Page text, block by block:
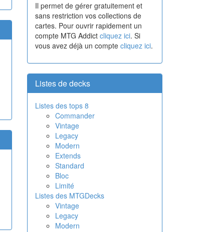
Il permet de gérer gratuitement et
sans restriction vos collections de
cartes. Pour ouvrir rapidement un
compte MTG Addict cliquez ici. Si
vous avez déjà un compte cliquez ici.
Listes de decks
Listes des tops 8
Commander
Vintage
Legacy
Modern
Extends
Standard
Bloc
Limité
Listes des MTGDecks
Vintage
Legacy
Modern